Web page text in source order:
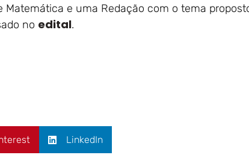
e uma Redação com o tema
no edital.
LinkedIn